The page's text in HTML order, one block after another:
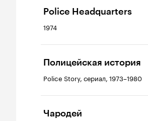
Police Headquarters
1974
Полицейская история
Police Story, сериал, 1973–1980
Чародей